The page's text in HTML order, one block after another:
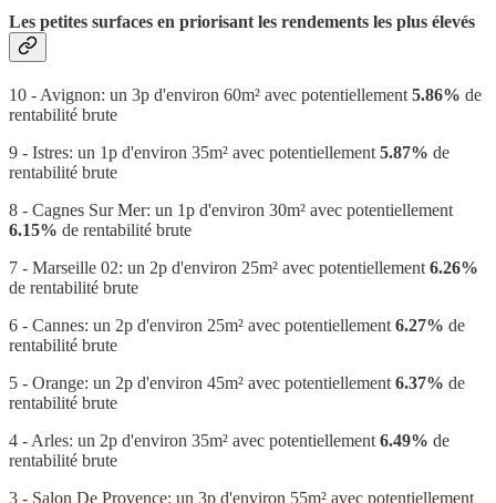
Les petites surfaces en priorisant les rendements les plus élevés
10 - Avignon: un 3p d'environ 60m² avec potentiellement 5.86% de
rentabilité brute
9 - Istres: un 1p d'environ 35m² avec potentiellement 5.87% de
rentabilité brute
8 - Cagnes Sur Mer: un 1p d'environ 30m² avec potentiellement
6.15% de rentabilité brute
7 - Marseille 02: un 2p d'environ 25m² avec potentiellement 6.26%
de rentabilité brute
6 - Cannes: un 2p d'environ 25m² avec potentiellement 6.27% de
rentabilité brute
5 - Orange: un 2p d'environ 45m² avec potentiellement 6.37% de
rentabilité brute
4 - Arles: un 2p d'environ 35m² avec potentiellement 6.49% de
rentabilité brute
3 - Salon De Provence: un 3p d'environ 55m² avec potentiellement